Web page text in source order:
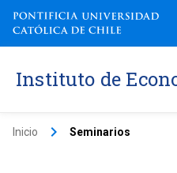
Instituto de
Inicio keyboard_arrow_right Seminarios